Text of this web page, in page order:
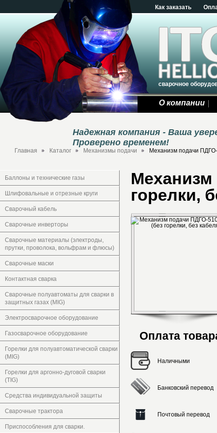
Как заказать
сварочное
О компании
Надежная компания - Ваша
Проверено временем!
Главная Каталог Механизмы подачи Механизм подачи ПДГО-
Баллоны и технические газы
Шлифовальные и отрезные круги
Сварочный кабель
Сварочные инверторы
Сварочные материалы (электроды,
прутки, проволока, вольфрам и флюсы)
Сварочные маски
Контактная сварка
Сварочные полуавтоматы для сварки в
защитных газах (MIG)
Электросварочное оборудование
Газосварочное оборудование
Горелки для полуавтоматической сварки
(MIG)
Горелки для аргонно-дуговой сварки
(TIG)
Средства индивидуальной защиты
Сварочные трактора
Приспособления для сварки.
Механизм
горелки,
Оплата
Наличными
Банковский перевод
Почтовый перевод